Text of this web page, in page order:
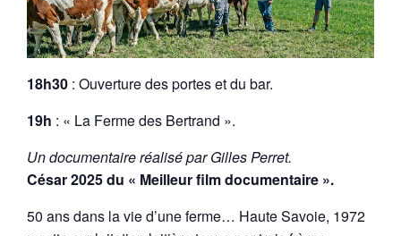
18h30 : Ouverture des portes et du bar.
19h : « La Ferme des Bertrand ».
Un documentaire réalisé par Gilles Perret.
César 2025 du « Meilleur film documentaire ».
50 ans dans la vie d’une ferme… Haute Savoie, 1972